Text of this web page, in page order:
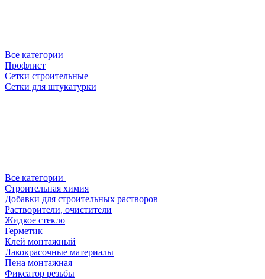
Все категории
Профлист
Сетки строительные
Сетки для штукатурки
Все категории
Строительная химия
Добавки для строительных растворов
Растворители, очистители
Жидкое стекло
Герметик
Клей монтажный
Лакокрасочные материалы
Пена монтажная
Фиксатор резьбы